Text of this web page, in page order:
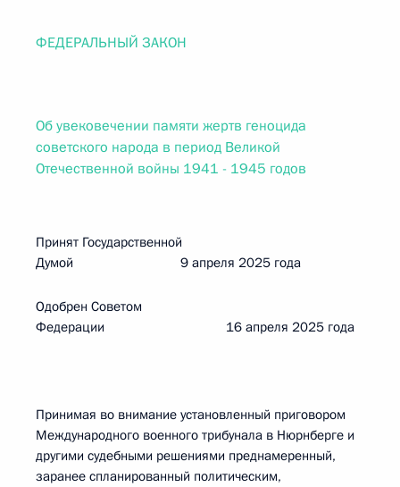
ФЕДЕРАЛЬНЫЙ ЗАКОН
Об увековечении памяти жертв геноцида
советского народа в период Великой
Отечественной войны 1941 - 1945 годов
Принят Государственной
Думой 9 апреля 2025 года
Одобрен Советом
Федерации 16 апреля 2025 года
Принимая во внимание установленный приговором
Международного военного трибунала в Нюрнберге и
другими судебными решениями преднамеренный,
заранее спланированный политическим,